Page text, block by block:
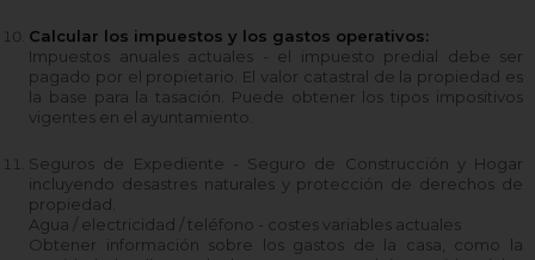
Calcular los impuestos y los gastos operativos:
Impuestos anuales actuales - el impuesto predial debe ser
pagado por el propietario. El valor catastral de la propiedad es
la base para la tasación. Puede obtener los tipos impositivos
vigentes en el ayuntamiento.
Seguros de Expediente - Seguro de Construcción y Hogar
incluyendo desastres naturales y protección de derechos de
propiedad.
Agua / electricidad / teléfono - costes variables actuales
Obtener información sobre los gastos de la casa, como la